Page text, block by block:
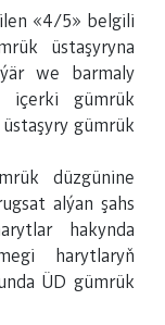
«4/5» belgili
üstaşyryna
we barmaly
içerki gümrük
gümrük
düzgünine
alýan şahs
hakynda
harytlaryň
ÜD gümrük